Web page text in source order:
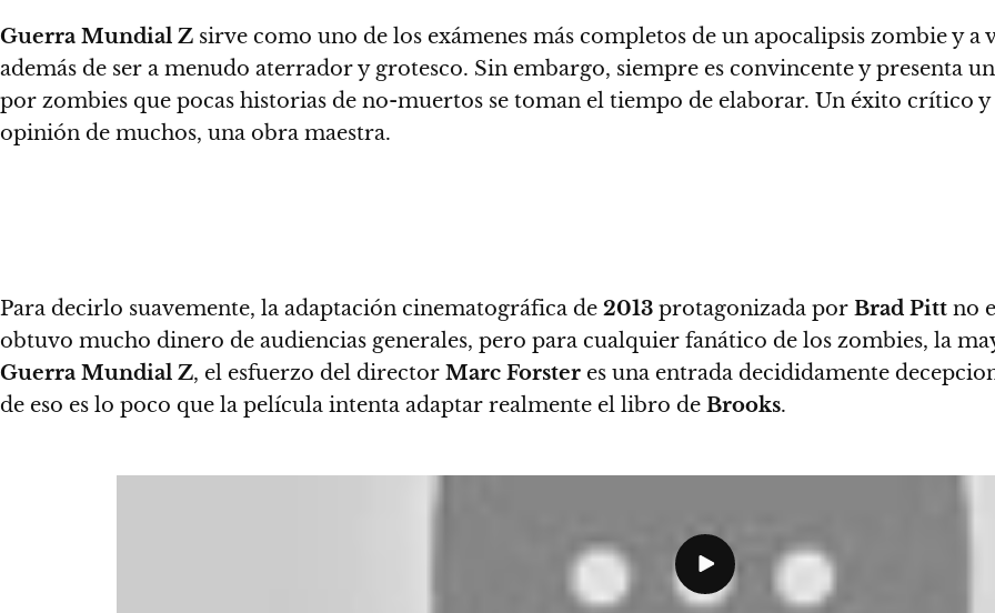
Guerra Mundial Z sirve como uno de los exámenes más completos de un apocalipsis zombie y
además de ser a menudo aterrador y grotesco. Sin embargo, siempre es convincente y presenta
por zombies que pocas historias de no-muertos se toman el tiempo de elaborar. Un éxito crítico
opinión de muchos, una obra maestra.
Para decirlo suavemente, la adaptación cinematográfica de 2013 protagonizada por Brad Pitt no
obtuvo mucho dinero de audiencias generales, pero para cualquier fanático de los zombies, la
Guerra Mundial Z, el esfuerzo del director Marc Forster es una entrada decididamente
de eso es lo poco que la película intenta adaptar realmente el libro de Brooks.